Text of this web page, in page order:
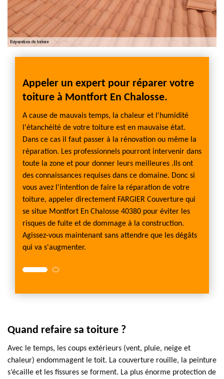
Appeler un expert pour réparer votre
toiture à Montfort En Chalosse.
A cause de mauvais temps, la chaleur et l'humidité
l'étanchéité de votre toiture est en mauvaise état.
Dans ce cas il faut passer à la rénovation ou même la
réparation. Les professionnels pourront intervenir dans
toute la zone et pour donner leurs meilleures .Ils ont
des connaissances requises dans ce domaine. Donc si
vous avez l'intention de faire la réparation de votre
toiture, appeler directement FARGIER Couverture qui
se situe Montfort En Chalosse 40380 pour éviter les
risques de fuite et de dommage à la construction.
Agissez-vous maintenant sans attendre que les dégâts
qui va s'augmenter.
Quand refaire sa toiture ?
Avec le temps, les coups extérieurs (vent, pluie, neige et
chaleur) endommagent le toit. La couverture rouille, la peinture
s’écaille et les fissures se forment. La plus énorme protection de